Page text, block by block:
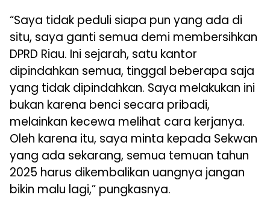
“Saya tidak peduli siapa pun yang ada di
situ, saya ganti semua demi membersihkan
DPRD Riau. Ini sejarah, satu kantor
dipindahkan semua, tinggal beberapa saja
yang tidak dipindahkan. Saya melakukan ini
bukan karena benci secara pribadi,
melainkan kecewa melihat cara kerjanya.
Oleh karena itu, saya minta kepada Sekwan
yang ada sekarang, semua temuan tahun
2025 harus dikembalikan uangnya jangan
bikin malu lagi,” pungkasnya.